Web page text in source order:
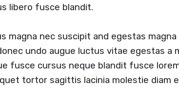
libero fusce blandit.
nec suscipit and egestas magna
undo augue luctus vitae egestas a
fusce cursus neque blandit fusce
tortor sagittis lacinia molestie diam